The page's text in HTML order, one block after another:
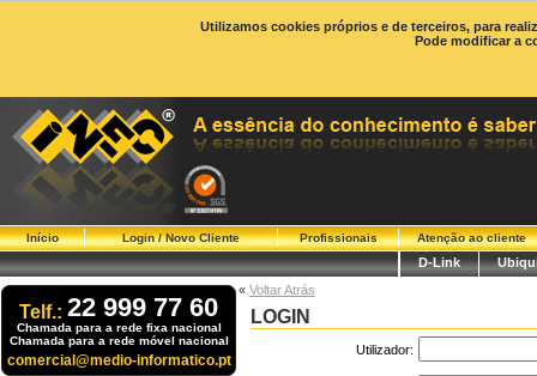
Utilizamos cookies próprios e de terceiros, para
Pode modificar a
Início Login / Novo Cliente Profissionais Atenção ao cliente
D-Link
Telf.: 22 999 77 60
Chamada para a rede fixa nacional
Chamada para a rede móvel nacional
comercial@medio-informatico.pt
« Voltar Atrás
LOGIN
Utilizador: